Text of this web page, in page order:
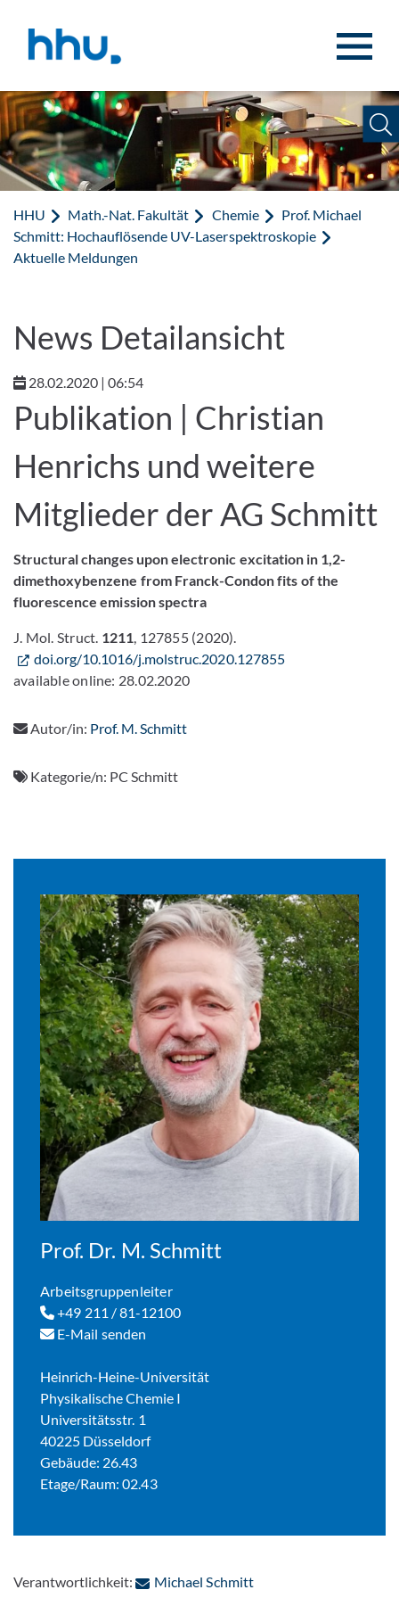
HHU Math.-Nat. Fakultät Chemie
Prof. Michael
Schmitt: Hochauflösende UV-Laserspektroskopie
Aktuelle Meldungen
News Detailansicht
28.02.2020 | 06:54
Publikation | Christian
Henrichs und weitere
Mitglieder der AG Schmitt
Structural changes upon electronic excitation in 1,2-
dimethoxybenzene from Franck-Condon fits of the
fluorescence emission spectra
J. Mol. Struct. 1211, 127855 (2020).
doi.org/10.1016/j.molstruc.2020.127855
available online: 28.02.2020
Autor/in: Prof. M. Schmitt
Kategorie/n: PC Schmitt
Prof. Dr. M. Schmitt
Arbeitsgruppenleiter
+49 211 / 81-12100
E-Mail senden
Heinrich-Heine-Universität
Physikalische Chemie I
Universitätsstr. 1
40225 Düsseldorf
Gebäude: 26.43
Etage/Raum: 02.43
Verantwortlichkeit: Michael Schmitt: Per E-Mail